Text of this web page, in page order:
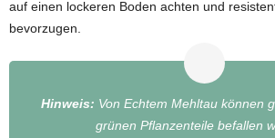
auf einen lockeren Boden achten und
bevorzugen.
Hinweis: Von Echtem Mehltau können
grünen Pflanzenteile befallen